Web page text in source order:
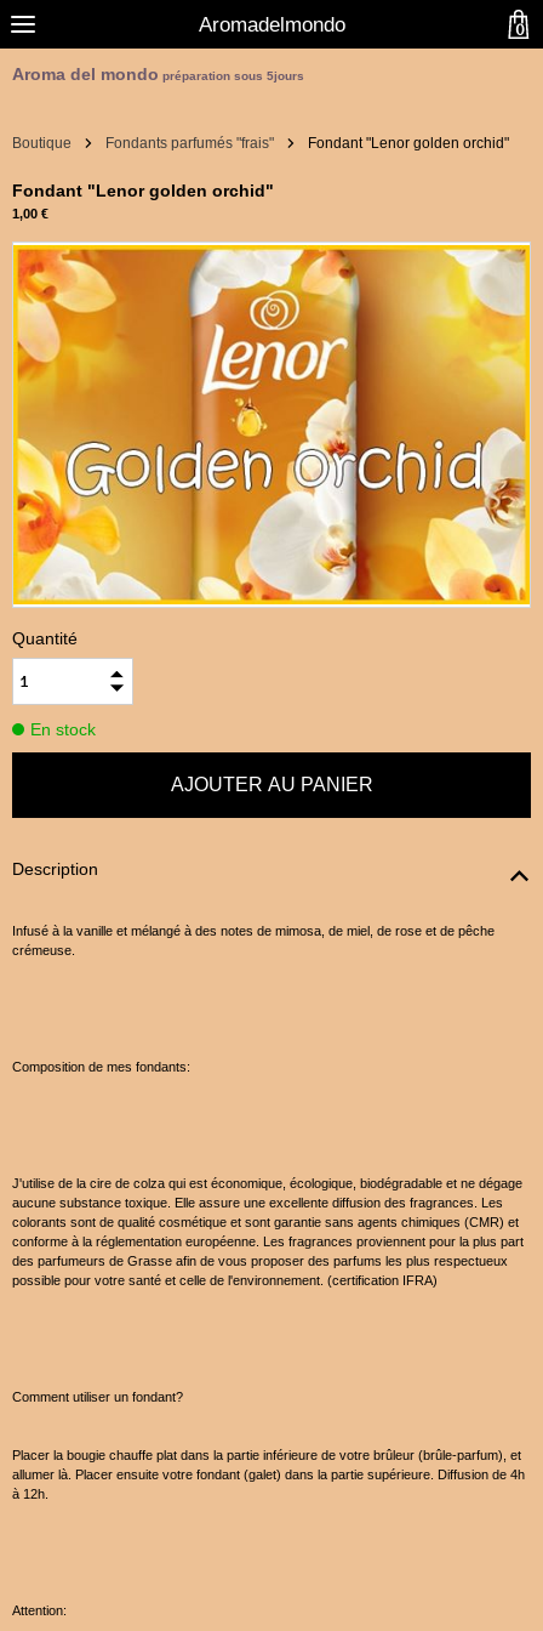
Aromadelmondo
Aroma del mondo préparation sous 5jours
Boutique Fondants parfumés "frais" Fondant "Lenor golden orchid"
Fondant "Lenor golden orchid"
1,00 €
Quantité
En stock
Description
Infusé à la vanille et mélangé à des notes de mimosa, de miel, de rose et de pêche
crémeuse.
Composition de mes fondants:
J'utilise de la cire de colza qui est économique, écologique, biodégradable et ne dégage
aucune substance toxique. Elle assure une excellente diffusion des fragrances. Les
colorants sont de qualité cosmétique et sont garantie sans agents chimiques (CMR) et
conforme à la réglementation européenne. Les fragrances proviennent pour la plus part
des parfumeurs de Grasse afin de vous proposer des parfums les plus respectueux
possible pour votre santé et celle de l'environnement. (certification IFRA)
Comment utiliser un fondant?
Placer la bougie chauffe plat dans la partie inférieure de votre brûleur (brûle-parfum), et
allumer là. Placer ensuite votre fondant (galet) dans la partie supérieure. Diffusion de 4h
à 12h.
Attention:
0